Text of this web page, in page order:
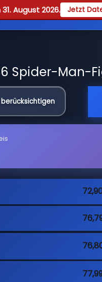
August 2026. Jetzt
Guides
Spider-Man-